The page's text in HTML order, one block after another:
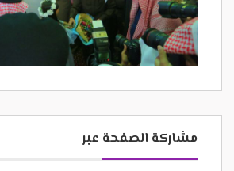
مشاركة الصفحة عبر